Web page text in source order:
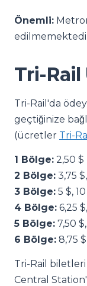
Önemli:
Tri-
Tri-Rail'da
geçtiğinize
(ücretler Tri-
1 Bölge: 2,50 $
2 Bölge: 3,75
3 Bölge: 5 $,
4 Bölge: 6,25
5 Bölge: 7,50
6 Bölge: 8,75
Tri-Rail biletleri
Central